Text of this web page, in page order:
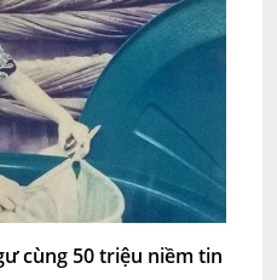
cùng 50 triệu niềm tin